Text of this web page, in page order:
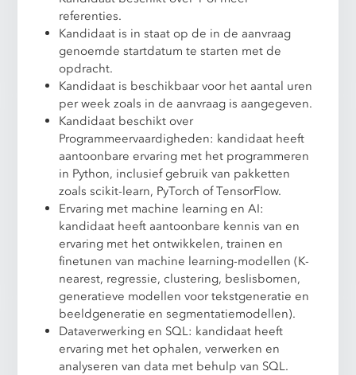
referenties.
Kandidaat is in staat op de in de aanvraag
genoemde startdatum te starten met de
opdracht.
Kandidaat is beschikbaar voor het aantal uren
per week zoals in de aanvraag is aangegeven.
Kandidaat beschikt over
Programmeervaardigheden: kandidaat heeft
aantoonbare ervaring met het programmeren
in Python, inclusief gebruik van pakketten
zoals scikit-learn, PyTorch of TensorFlow.
Ervaring met machine learning en AI:
kandidaat heeft aantoonbare kennis van en
ervaring met het ontwikkelen, trainen en
finetunen van machine learning-modellen (K-
nearest, regressie, clustering, beslisbomen,
generatieve modellen voor tekstgeneratie en
beeldgeneratie en segmentatiemodellen).
Dataverwerking en SQL: kandidaat heeft
ervaring met het ophalen, verwerken en
analyseren van data met behulp van SQL.